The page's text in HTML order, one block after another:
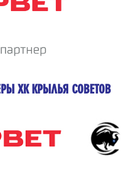
ХК КРЫЛЬЯ СОВЕТОВ